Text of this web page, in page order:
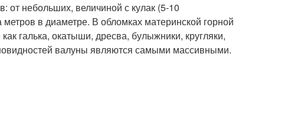
от небольших, величиной с кулак (5-10
в диаметре. В обломках материнской горной
галька, окатыши, дресва, булыжники, кругляки,
валуны являются самыми массивными.